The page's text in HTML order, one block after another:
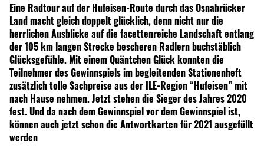
Eine Radtour auf der Hufeisen-Route durch das Osnabrücker
Land macht gleich doppelt glücklich, denn nicht nur die
herrlichen Ausblicke auf die facettenreiche Landschaft entlang
der 105 km langen Strecke bescheren Radlern buchstäblich
Glücksgefühle. Mit einem Quäntchen Glück konnten die
Teilnehmer des Gewinnspiels im begleitenden Stationenheft
zusätzlich tolle Sachpreise aus der ILE-Region “Hufeisen” mit
nach Hause nehmen. Jetzt stehen die Sieger des Jahres 2020
fest. Und da nach dem Gewinnspiel vor dem Gewinnspiel ist,
können auch jetzt schon die Antwortkarten für 2021 ausgefüllt
werden